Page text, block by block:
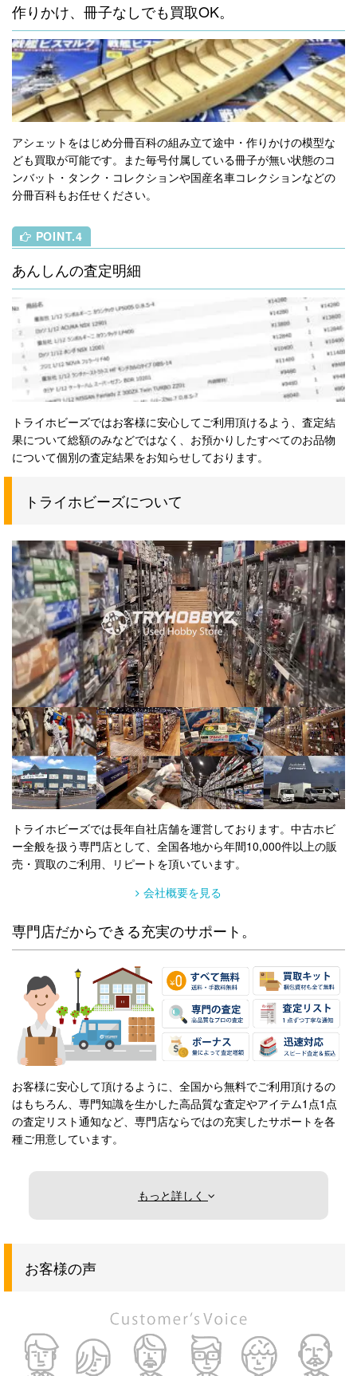
作りかけ、冊子なしでも買取OK。
アシェットをはじめ分冊百科の組み立て途中・作りかけの模型な
ども買取が可能です。また毎号付属している冊子が無い状態のコ
ンバット・タンク・コレクションや国産名車コレクションなどの
分冊百科もお任せください。
POINT.4
あんしんの査定明細
トライホビーズではお客様に安心してご利用頂けるよう、査定結
果について総額のみなどではなく、お預かりしたすべてのお品物
について個別の査定結果をお知らせしております。
トライホビーズについて
トライホビーズでは長年自社店舗を運営しております。中古ホビ
ー全般を扱う専門店として、全国各地から年間10,000件以上の販
売・買取のご利用、リピートを頂いています。
会社概要を見る
専門店だからできる充実のサポート。
お客様に安心して頂けるように、全国から無料でご利用頂けるの
はもちろん、専門知識を生かした高品質な査定やアイテム1点1点
の査定リスト通知など、専門店ならではの充実したサポートを各
種ご用意しています。
もっと詳しく
お客様の声